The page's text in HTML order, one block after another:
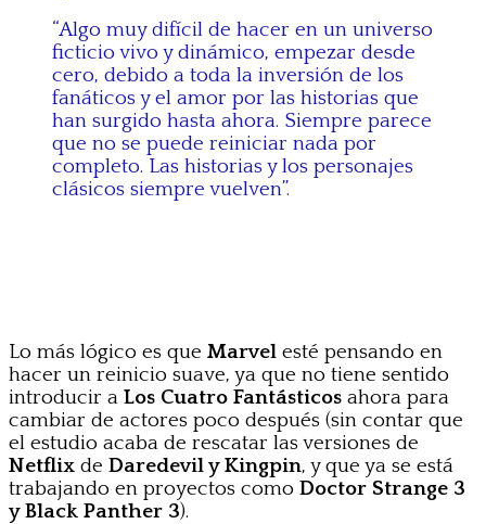
“Algo muy difícil de hacer en un universo
ficticio vivo y dinámico, empezar desde
cero, debido a toda la inversión de los
fanáticos y el amor por las historias que
han surgido hasta ahora. Siempre parece
que no se puede reiniciar nada por
completo. Las historias y los personajes
clásicos siempre vuelven”.
Lo más lógico es que Marvel esté pensando en
hacer un reinicio suave, ya que no tiene sentido
introducir a Los Cuatro Fantásticos ahora para
cambiar de actores poco después (sin contar que
el estudio acaba de rescatar las versiones de
Netflix de Daredevil y Kingpin, y que ya se está
trabajando en proyectos como Doctor Strange 3
y Black Panther 3).